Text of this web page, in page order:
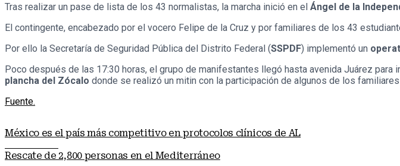
Tras realizar un pase de lista de los 43 normalistas, la marcha inició en el Ángel de la
El contingente, encabezado por el vocero Felipe de la Cruz y por familiares de los 43
Por ello la Secretaría de Seguridad Pública del Distrito Federal (SSPDF) implementó un
Poco después de las 17:30 horas, el grupo de manifestantes llegó hasta avenida Juárez
plancha del Zócalo donde se realizó un mitin con la participación de algunos de los
Fuente.
México es el país más competitivo en protocolos clínicos de AL
Rescate de 2,800 personas en el Mediterráneo